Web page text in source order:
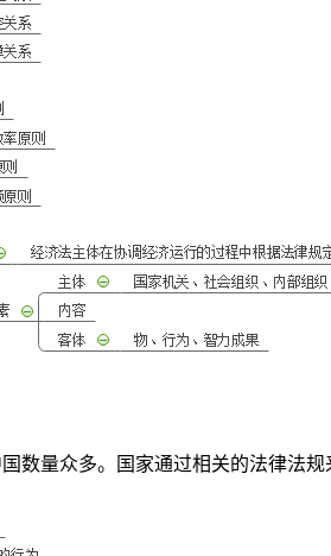
数量众多。国家通过相关的法律法规